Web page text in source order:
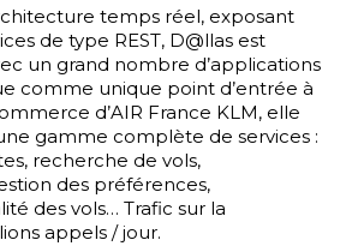
temps réel, exposant
de type REST, D@llas est
un grand nombre d’applications
comme unique point d’entrée à
d’AIR France KLM, elle
gamme complète de services :
recherche de vols,
des préférences,
des vols… Trafic sur la
appels / jour.